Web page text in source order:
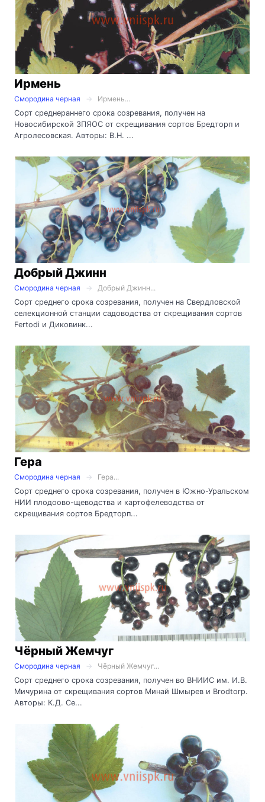
Ирмень
Смородина черная
Ирмень...
Сорт среднераннего срока созревания, получен на
Новосибирской ЗПЯОС от скрещивания сортов Бредторп и
Агролесовская. Авторы: В.Н. ...
Добрый Джинн
Смородина черная
Добрый Джинн...
Сорт среднего срока созревания, получен на Свердловской
селекционной станции садоводства от скрещивания сортов
Fertodi и Диковинк...
Гера
Смородина черная
Гера...
Сорт среднего срока созревания, получен в Южно-Уральском
НИИ плодоово-щеводства и картофелеводства от
скрещивания сортов Бредторп...
Чёрный Жемчуг
Смородина черная
Чёрный Жемчуг...
Сорт среднего срока созревания, получен во ВНИИС им. И.В.
Мичурина от скрещивания сортов Минай Шмырев и Brodtorp.
Авторы: К.Д. Се...